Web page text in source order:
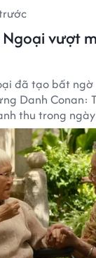
vượt
đã tạo bất
Danh Conan:
thu trong